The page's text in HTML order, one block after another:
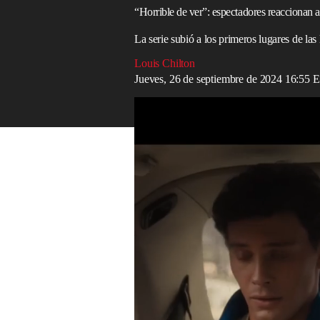
“Horrible de ver”: espectadores reaccionan
La serie subió a los primeros lugares de
Louis Chilton
Jueves, 26 de septiembre de 2024 16:55
Read in English
Los espectadores deNetflix
violentos de la última serie exitosa del
Menendez
La serie, una continuación de la serie
Dahmer – Monstruo: La historia de
dos hermanos que asesinaron a sus
El elenco cuenta con la actuación de
They/Them), quienes interpretan
el papel de los padres.